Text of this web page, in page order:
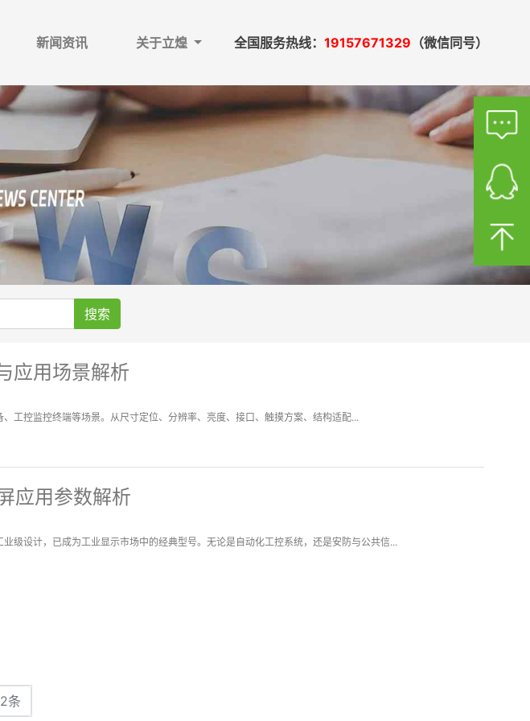
新闻资讯 关于立煌 全国服务热线： 19157671329 （微信同号）
搜索
应用场景解析
工控监控终端等场景。从尺寸定位、分辨率、亮度、接口、触摸方案、结构适配...
应用参数解析
级设计，已成为工业显示市场中的经典型号。无论是自动化工控系统，还是安防与公共信...
条